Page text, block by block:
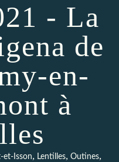
- La
de
en-
à
et-Isson, Lentilles, Outines,